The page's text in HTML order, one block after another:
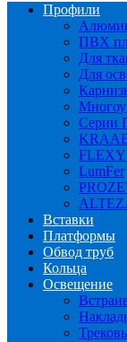
Профили
ПВХ
Для
Для
Серии
FLEXY
LumFer
Вставки
Платформы
Обвод труб
Кольца
Освещение